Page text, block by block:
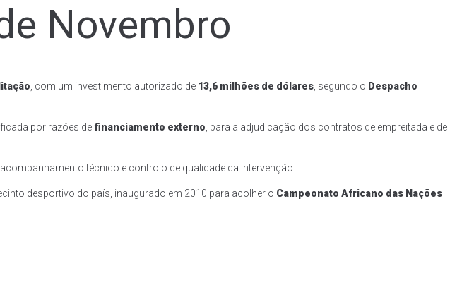
Novembro
, com um investimento autorizado de 13,6 milhões de dólares , segundo o Despacho
por razões de financiamento externo , para a adjudicação dos contratos de empreitada e de
acompanhamento técnico e controlo de qualidade da intervenção.
desportivo do país, inaugurado em 2010 para acolher o Campeonato Africano das Nações